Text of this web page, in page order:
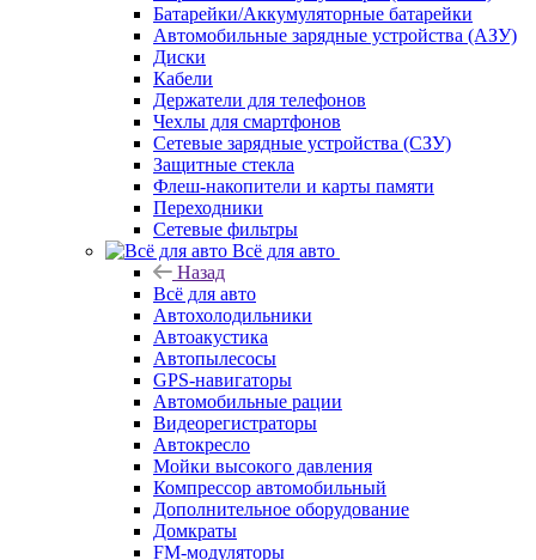
Батарейки/Аккумуляторные батарейки
Автомобильные зарядные устройства (АЗУ)
Диски
Кабели
Держатели для телефонов
Чехлы для смартфонов
Сетевые зарядные устройства (СЗУ)
Защитные стекла
Флеш-накопители и карты памяти
Переходники
Сетевые фильтры
Всё для авто
Назад
Всё для авто
Автохолодильники
Автоакустика
Автопылесосы
GPS-навигаторы
Автомобильные рации
Видеорегистраторы
Автокресло
Мойки высокого давления
Компрессор автомобильный
Дополнительное оборудование
Домкраты
FM-модуляторы